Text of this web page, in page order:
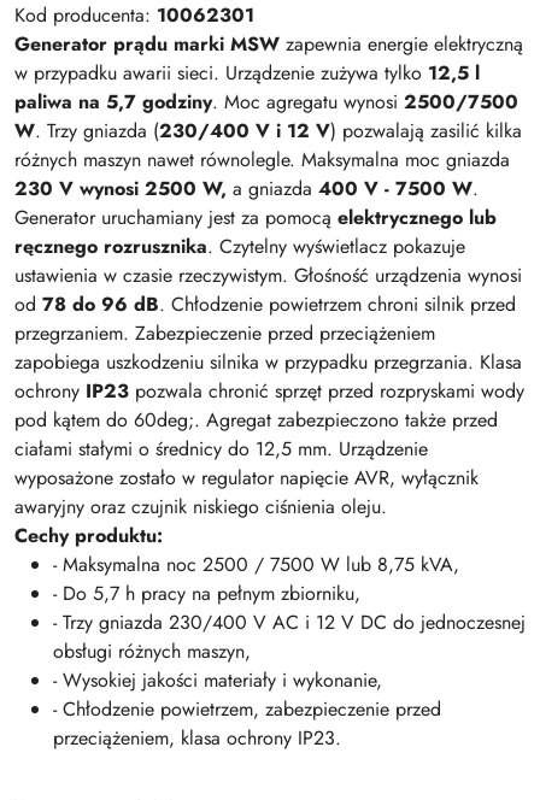
Kod producenta: 10062301
Generator prądu marki MSW zapewnia energie elektryczną
w przypadku awarii sieci. Urządzenie zużywa tylko 12,5 l
paliwa na 5,7 godziny. Moc agregatu wynosi 2500/7500
W. Trzy gniazda (230/400 V i 12 V) pozwalają zasilić kilka
różnych maszyn nawet równolegle. Maksymalna moc gniazda
230 V wynosi 2500 W, a gniazda 400 V - 7500 W.
Generator uruchamiany jest za pomocą elektrycznego lub
ręcznego rozrusznika. Czytelny wyświetlacz pokazuje
ustawienia w czasie rzeczywistym. Głośność urządzenia wynosi
od 78 do 96 dB. Chłodzenie powietrzem chroni silnik przed
przegrzaniem. Zabezpieczenie przed przeciążeniem
zapobiega uszkodzeniu silnika w przypadku przegrzania. Klasa
ochrony IP23 pozwala chronić sprzęt przed rozpryskami wody
pod kątem do 60deg;. Agregat zabezpieczono także przed
ciałami stałymi o średnicy do 12,5 mm. Urządzenie
wyposażone zostało w regulator napięcie AVR, wyłącznik
awaryjny oraz czujnik niskiego ciśnienia oleju.
Cechy produktu:
- Maksymalna noc 2500 / 7500 W lub 8,75 kVA,
- Do 5,7 h pracy na pełnym zbiorniku,
- Trzy gniazda 230/400 V AC i 12 V DC do jednoczesnej
obsługi różnych maszyn,
- Wysokiej jakości materiały i wykonanie,
- Chłodzenie powietrzem, zabezpieczenie przed
przeciążeniem, klasa ochrony IP23.